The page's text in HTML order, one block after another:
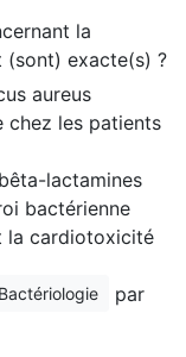
la
(sont) exacte(s) ?
aureus
chez les patients
lactamines
bactérienne
la cardiotoxicité
Bactériologie
par